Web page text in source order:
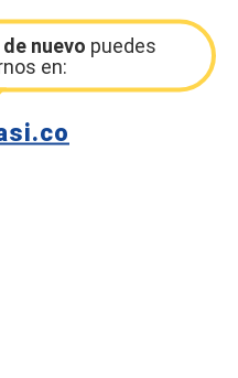
nuevo puedes
en: